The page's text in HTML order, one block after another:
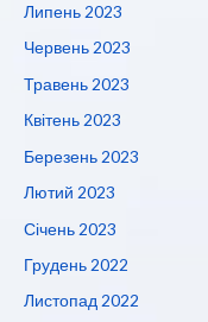
Липень 2023
Червень 2023
Травень 2023
Квітень 2023
Березень 2023
Лютий 2023
Січень 2023
Грудень 2022
Листопад 2022